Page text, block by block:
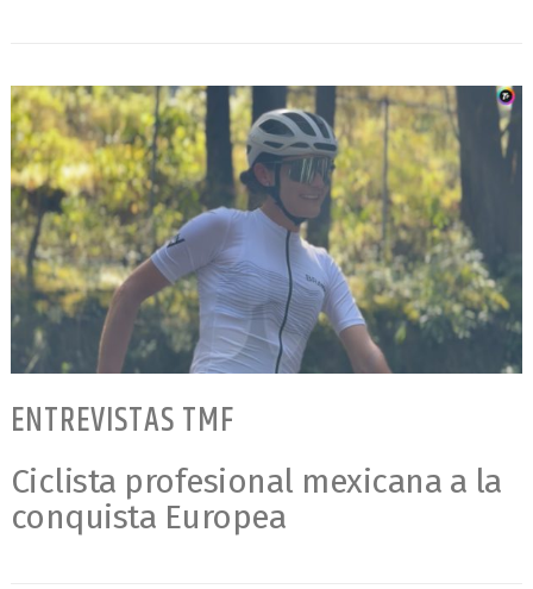
ENTREVISTAS TMF
Ciclista profesional mexicana a la
conquista Europea